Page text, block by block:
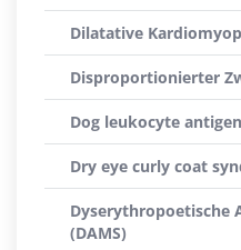
Dilatative
Disproportionierter
Dog leukocyte
Dry eye curly coat
Dyserythropoetische
(DAMS)